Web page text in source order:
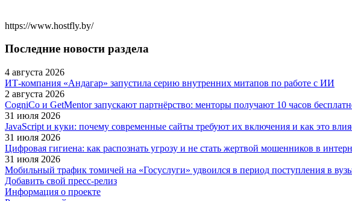
https://www.hostfly.by/
Последние новости раздела
4 августа 2026
ИТ-компания «Андагар» запустила серию внутренних митапов по работе с ИИ
2 августа 2026
CogniCo и GetMentor запускают партнёрство: менторы получают 10 часов
31 июля 2026
JavaScript и куки: почему современные сайты требуют их включения и как это
31 июля 2026
Цифровая гигиена: как распознать угрозу и не стать жертвой мошенников в
31 июля 2026
Мобильный трафик томичей на «Госуслуги» удвоился в период поступления в
Добавить свой пресс-релиз
Информация о проекте